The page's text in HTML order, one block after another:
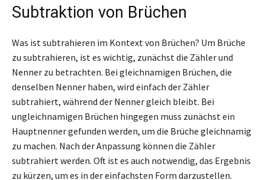
Subtraktion von Brüchen
Was ist subtrahieren im Kontext von Brüchen? Um Brüche
zu subtrahieren, ist es wichtig, zunächst die Zähler und
Nenner zu betrachten. Bei gleichnamigen Brüchen, die
denselben Nenner haben, wird einfach der Zähler
subtrahiert, während der Nenner gleich bleibt. Bei
ungleichnamigen Brüchen hingegen muss zunächst ein
Hauptnenner gefunden werden, um die Brüche gleichnamig
zu machen. Nach der Anpassung können die Zähler
subtrahiert werden. Oft ist es auch notwendig, das Ergebnis
zu kürzen, um es in der einfachsten Form darzustellen.